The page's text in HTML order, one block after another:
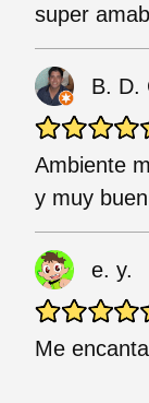
super
B. D.
Ambiente
y muy
e. y.
Me